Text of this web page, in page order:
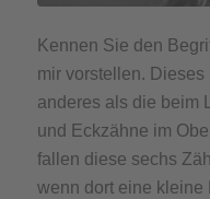
Kennen Sie den
mir vorstellen.
anderes als die beim
und Eckzähne im
fallen diese sechs
wenn dort eine kleine